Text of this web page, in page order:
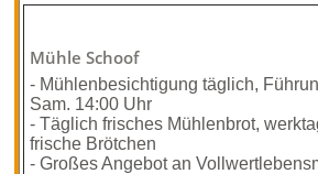
Mühle Schoof
- Mühlenbesichtigung täglich,
Sam. 14:00 Uhr
- Täglich frisches Mühlenbrot,
frische Brötchen
- Großes Angebot an